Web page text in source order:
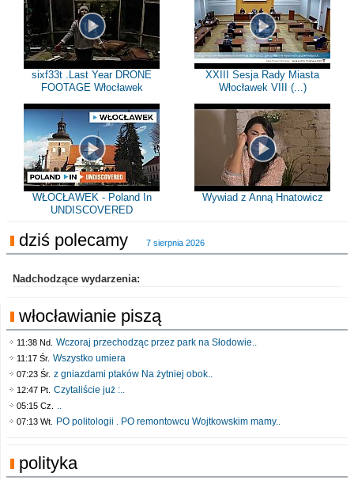
sixf33t .Last Year DRONE
FOOTAGE Włocławek
XXIII Sesja Rady Miasta
Włocławek VIII (...)
WŁOCŁAWEK - Poland In
UNDISCOVERED
Wywiad z Anną Hnatowicz
dziś polecamy 7 sierpnia 2026
Nadchodzące wydarzenia:
włocławianie piszą
11:38 Nd. Wczoraj przechodząc przez park na Słodowie..
11:17 Śr. Wszystko umiera
07:23 Śr. z gniazdami ptaków Na żytniej obok..
12:47 Pt. Czytaliście już :..
05:15 Cz. ..
07:13 Wt. PO politologii . PO remontowcu Wojtkowskim mamy..
polityka